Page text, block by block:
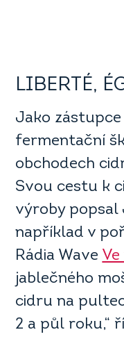
LIBERTÉ,
Jako
fermentační
obchodech
Svou cestu k
výroby popsal
například v
Rádia Wave
jablečného
cidru na
2 a půl roku,“